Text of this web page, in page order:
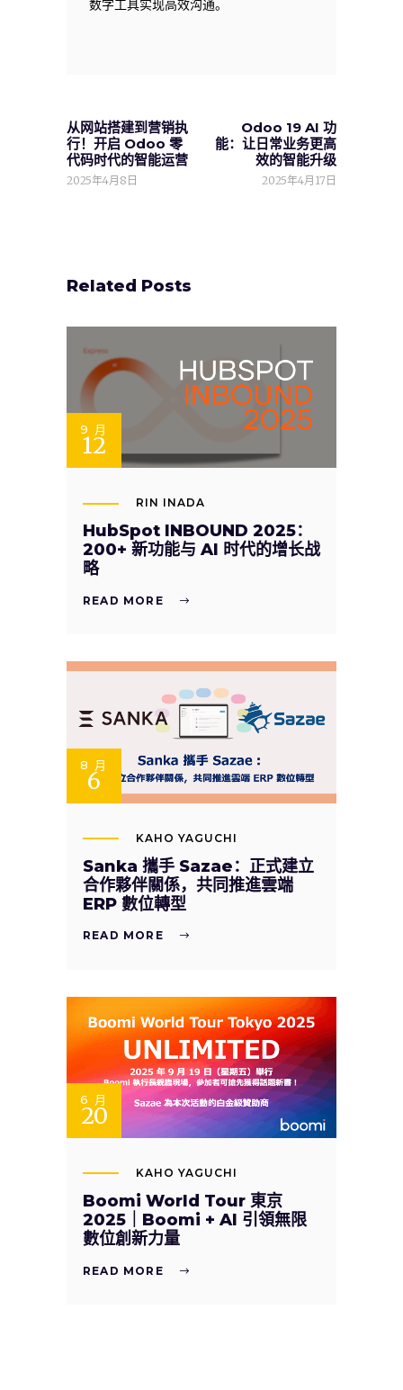
数字工具实现高效沟通。
从网站搭建到营销执
行！开启 Odoo 零
代码时代的智能运营
2025年4月8日
Odoo 19 AI 功
能：让日常业务更高
效的智能升级
2025年4月17日
Related Posts
9 月
12
RIN INADA
HubSpot INBOUND 2025：
200+ 新功能与 AI 时代的增长战
略
READ MORE
8 月
6
KAHO YAGUCHI
Sanka 攜手 Sazae：正式建立
合作夥伴關係，共同推進雲端
ERP 數位轉型
READ MORE
6 月
20
KAHO YAGUCHI
Boomi World Tour 東京
2025｜Boomi + AI 引領無限
數位創新力量
READ MORE